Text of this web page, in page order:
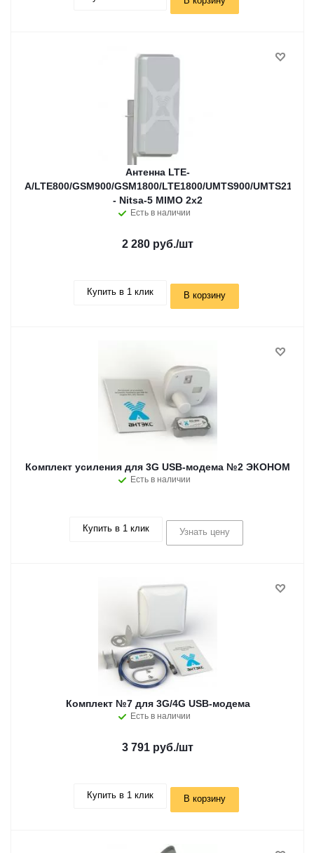
Антенна LTE-
A/LTE800/GSM900/GSM1800/LTE1800/UMTS900/UMTS2100/
- Nitsa-5 MIMO 2x2
Есть в наличии
2 280 руб./шт
Купить в 1 клик В корзину
Комплект усиления для 3G USB-модема №2 ЭКОНОМ
Есть в наличии
Купить в 1 клик Узнать цену
Комплект №7 для 3G/4G USB-модема
Есть в наличии
3 791 руб./шт
Купить в 1 клик В корзину